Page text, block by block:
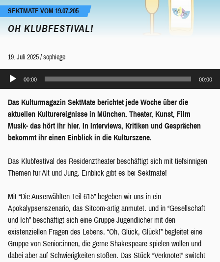
SEKTMATE VOM 19.07.205
OH KLUBFESTIVAL!
19. Juli 2025 / sophiege
Audio-
00:00 00:00
Das Kulturmagazin SektMate berichtet jede Woche über die
aktuellen Kulturereignisse in München. Theater, Kunst, Film
Musik- das hört ihr hier. In Interviews, Kritiken und Gesprächen
bekommt ihr einen Einblick in die Kulturszene.
Das Klubfestival des Residenztheater beschäftigt sich mit tiefsinnigen
Themen für Alt und Jung. Einblick gibt es bei Sektmate!
Mit “Die Auserwählten Teil 615” begeben wir uns in ein
Apokalypsenszenario, das Sitcom-artig anmutet. und in “Gesellschaft
und Ich” beschäftigt sich eine Gruppe Jugendlicher mit den
existenziellen Fragen des Lebens. “Oh, Glück, Glück!” begleitet eine
Gruppe von Senior:innen, die gerne Shakespeare spielen wollen und
dabei aber auf Schwierigkeiten stoßen. Das Stück “Verknotet” switcht